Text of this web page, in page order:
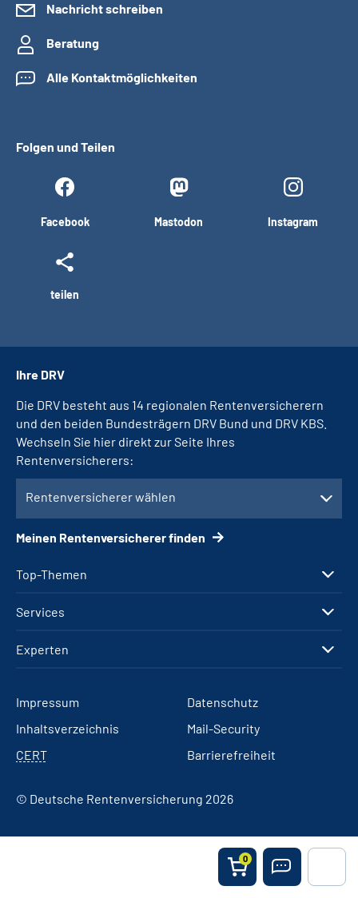
0
Nachricht schreiben
Beratung
Alle Kontaktmöglichkeiten
Folgen und Teilen
Facebook Mastodon Instagram
teilen
Top-Themen
Services
Experten
Ihre DRV
Die DRV besteht aus 14 regionalen Rentenversicherern
und den beiden Bundesträgern DRV Bund und DRV KBS.
Wechseln Sie hier direkt zur Seite Ihres
Rentenversicherers:
Rentenversicherer wählen
Meinen Rentenversicherer finden
Impressum
Datenschutz
Inhaltsverzeichnis
Mail-Security
CERT
Barrierefreiheit
© Deutsche Rentenversicherung 2026